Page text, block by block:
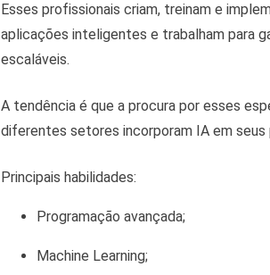
Esses profissionais criam, treinam e
aplicações inteligentes e trabalham para
escaláveis.
A tendência é que a procura por esses
diferentes setores incorporam IA em seus
Principais habilidades:
Programação avançada;
Machine Learning;